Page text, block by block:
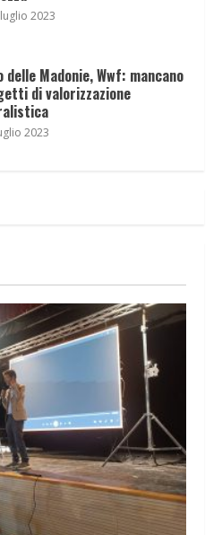
2023
delle Madonie, Wwf: mancano
di valorizzazione
2023